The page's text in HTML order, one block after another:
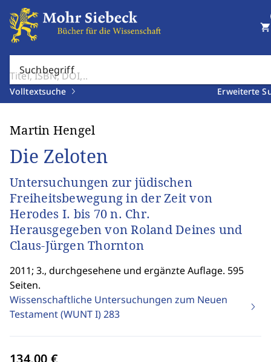
Suchbegriff
Volltextsuche Erweiterte
shopping_cart
Martin Hengel
Die Zeloten
Untersuchungen zur jüdischen
Freiheitsbewegung in der Zeit von
Herodes I. bis 70 n. Chr.
Herausgegeben von Roland Deines und
Claus-Jürgen Thornton
2011; 3., durchgesehene und ergänzte Auflage. 595
Seiten.
Wissenschaftliche Untersuchungen zum Neuen
Testament (WUNT I)283